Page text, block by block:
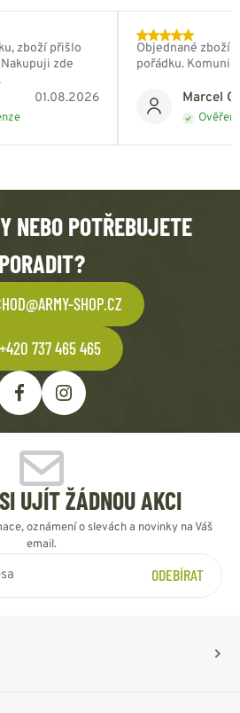
01.08.2026
zboží přišlo
zde
Marcel
Objednané zboží
pořádku.
NEBO POTŘEBUJETE
PORADIT?
SHOP.CZ
737 465 465
UJÍT ŽÁDNOU AKCI
oznámení o slevách a novinky na Váš
email.
ODEBÍRAT